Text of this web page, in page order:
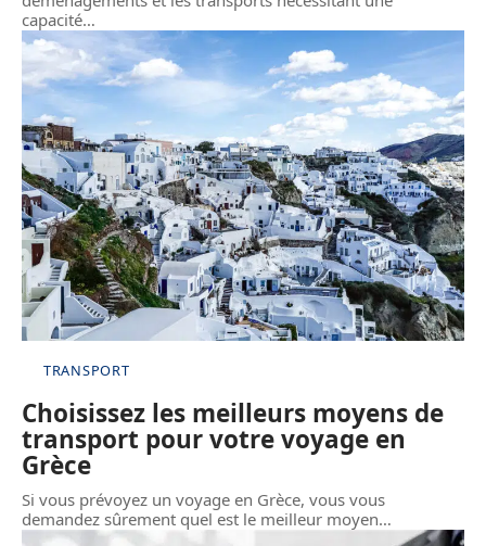
capacité…
TRANSPORT
Choisissez les meilleurs moyens de
transport pour votre voyage en
Grèce
Si vous prévoyez un voyage en Grèce, vous vous
demandez sûrement quel est le meilleur moyen…